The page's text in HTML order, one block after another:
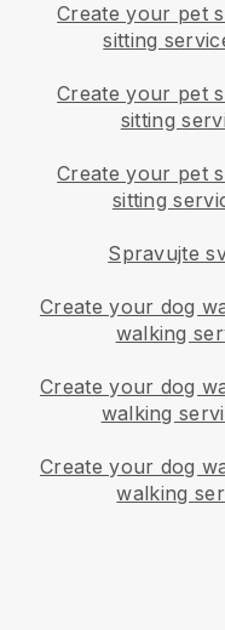
Create your pet
sitting
Create your pet
sitting
Create your pet
sitting
Spravujte
Create your dog
walking
Create your dog
walking
Create your dog
walking